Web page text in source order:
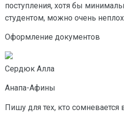
поступления, хотя бы
студентом, можно очень
Оформление документов
Сердюк Алла
Анапа-Афины
Пишу для тех, кто сомневается